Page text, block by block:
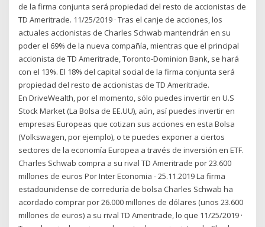
de la firma conjunta será propiedad del resto de accionistas de
TD Ameritrade. 11/25/2019 · Tras el canje de acciones, los
actuales accionistas de Charles Schwab mantendrán en su
poder el 69% de la nueva compañía, mientras que el principal
accionista de TD Ameritrade, Toronto-Dominion Bank, se hará
con el 13%. El 18% del capital social de la firma conjunta será
propiedad del resto de accionistas de TD Ameritrade.
En DriveWealth, por el momento, sólo puedes invertir en U.S
Stock Market (La Bolsa de EE.UU), aún, así puedes invertir en
empresas Europeas que cotizan sus acciones en esta Bolsa
(Volkswagen, por ejemplo), o te puedes exponer a ciertos
sectores de la economía Europea a través de inversión en ETF.
Charles Schwab compra a su rival TD Ameritrade por 23.600
millones de euros Por Inter Economia - 25.11.2019 La firma
estadounidense de correduría de bolsa Charles Schwab ha
acordado comprar por 26.000 millones de dólares (unos 23.600
millones de euros) a su rival TD Ameritrade, lo que 11/25/2019 ·